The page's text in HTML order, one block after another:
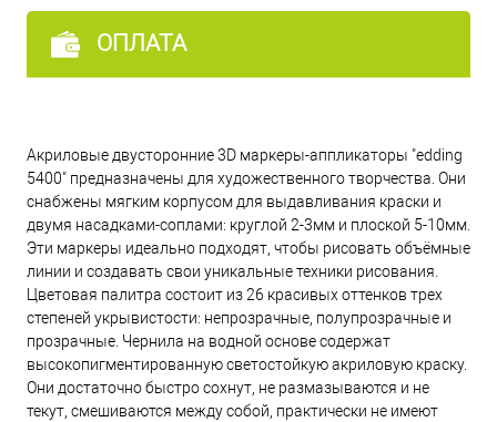
933 - Элегантный полуночный
934 - Роскошная бирюза
915 - Пастельно-желтый
910 - Ягодный
ОПЛАТА
Акриловые двусторонние 3D маркеры-аппликаторы "edding
5400" предназначены для художественного творчества. Они
снабжены мягким корпусом для выдавливания краски и
двумя насадками-соплами: круглой 2-3мм и плоской 5-10мм.
Эти маркеры идеально подходят, чтобы рисовать объёмные
линии и создавать свои уникальные техники рисования.
Цветовая палитра состоит из 26 красивых оттенков трех
степеней укрывистости: непрозрачные, полупрозрачные и
прозрачные. Чернила на водной основе содержат
высокопигментированную светостойкую акриловую краску.
Они достаточно быстро сохнут, не размазываются и не
текут, смешиваются между собой, практически не имеют